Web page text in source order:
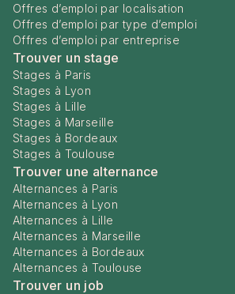
Offres d’emploi par localisation
Offres d’emploi par type d’emploi
Offres d’emploi par entreprise
Trouver un stage
Stages à Paris
Stages à Lyon
Stages à Lille
Stages à Marseille
Stages à Bordeaux
Stages à Toulouse
Trouver une alternance
Alternances à Paris
Alternances à Lyon
Alternances à Lille
Alternances à Marseille
Alternances à Bordeaux
Alternances à Toulouse
Trouver un job